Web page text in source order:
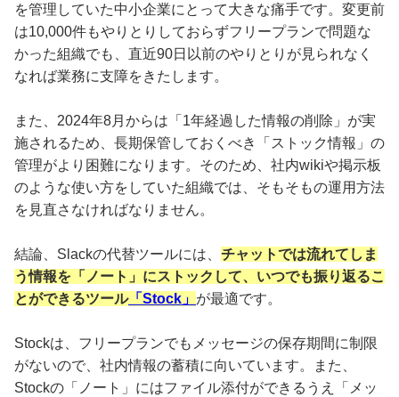
を管理していた中小企業にとって大きな痛手です。変更前
は10,000件もやりとりしておらずフリープランで問題な
かった組織でも、直近90日以前のやりとりが見られなく
なれば業務に支障をきたします。
また、2024年8月からは「1年経過した情報の削除」が実
施されるため、長期保管しておくべき「ストック情報」の
管理がより困難になります。そのため、社内wikiや掲示板
のような使い方をしていた組織では、そもそもの運用方法
を見直さなければなりません。
結論、Slackの代替ツールには、 チャットでは流れてしま
う情報を「ノート」にストックして、いつでも振り返るこ
とができるツール「Stock」 が最適です。
Stockは、フリープランでもメッセージの保存期間に制限
がないので、社内情報の蓄積に向いています。また、
Stockの「ノート」にはファイル添付ができるうえ「メッ